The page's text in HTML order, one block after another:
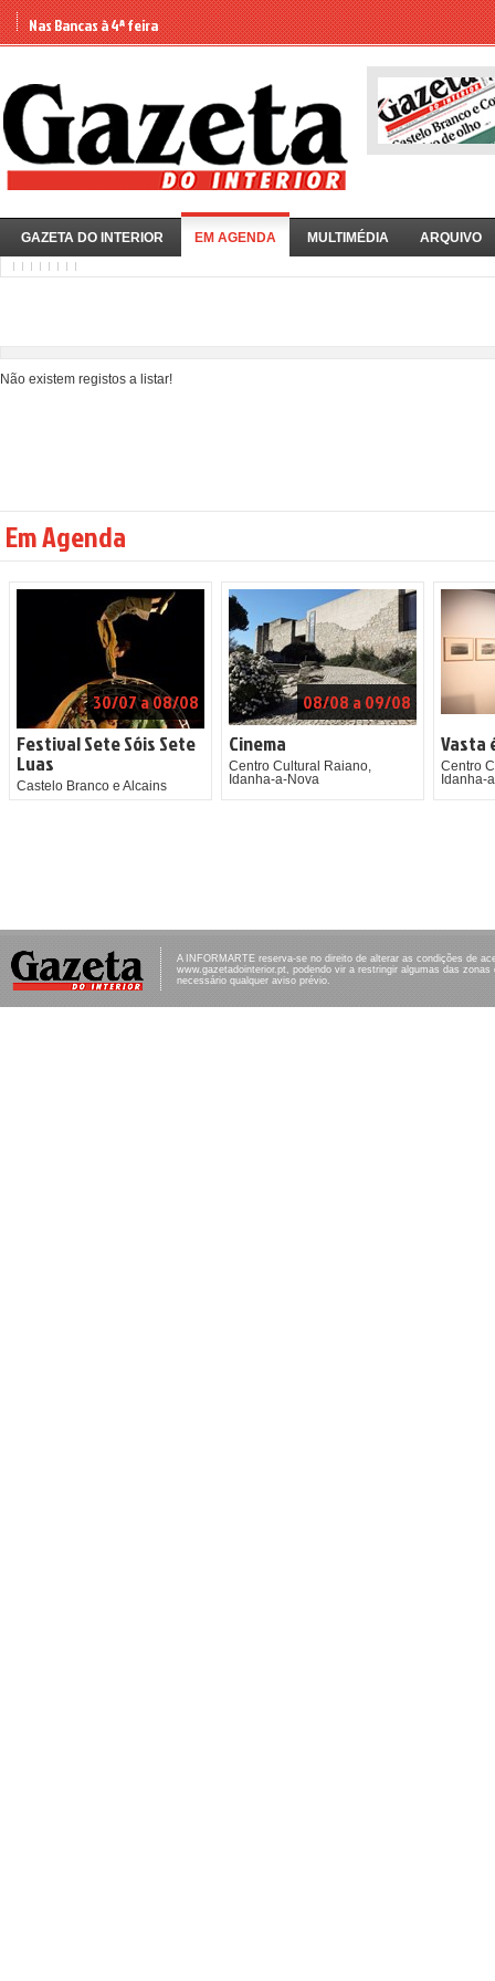
Nas Bancas à 4ª feira
GAZETA DO INTERIOR EM AGENDA MULTIMÉDIA ARQUIVO
Não existem registos a listar!
Em Agenda
30/07 a 08/08
Festival Sete Sóis Sete
Luas
Castelo Branco e Alcains
08/08 a 09/08
Cinema
Centro Cultural Raiano,
Idanha-a-Nova
Vasta
Centro
Idanha-
A INFORMARTE reserva-se no direito de alterar as condições de
www.gazetadointerior.pt, podendo vir a restringir algumas das
necessário qualquer aviso prévio.